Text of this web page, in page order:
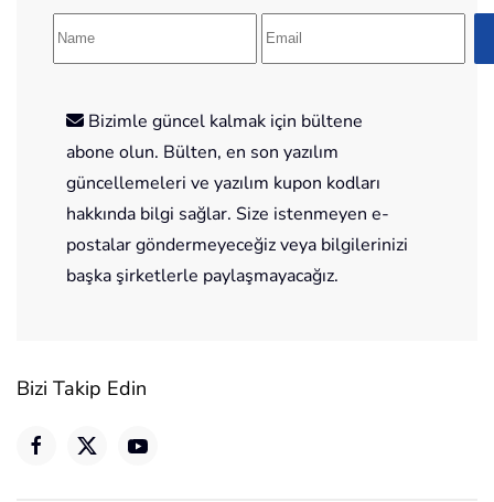
Bizimle güncel kalmak için bültene
abone olun. Bülten, en son yazılım
güncellemeleri ve yazılım kupon kodları
hakkında bilgi sağlar. Size istenmeyen e-
postalar göndermeyeceğiz veya bilgilerinizi
başka şirketlerle paylaşmayacağız.
Bizi Takip Edin